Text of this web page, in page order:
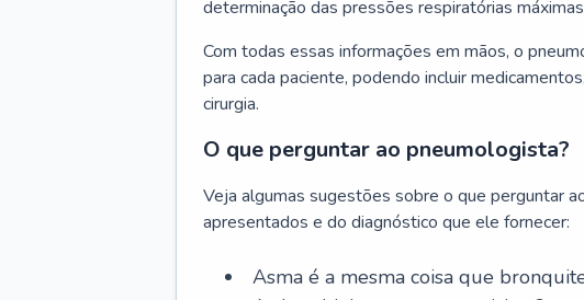
determinação das pressões respiratórias
Com todas essas informações em mãos, o
para cada paciente, podendo incluir
cirurgia.
O que perguntar ao pneumologista?
Veja algumas sugestões sobre o que perguntar
apresentados e do diagnóstico que ele fornecer:
Asma é a mesma coisa que